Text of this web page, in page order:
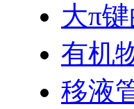
大π
有机
移液